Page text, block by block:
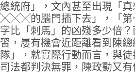
總統府」，文內甚至出現「
╳╳╳的腦門插下去」，「
字比「刺馬」的凶殘多少倍
習，屢有機會近距離看到陳
隊」，就實際行動而言，與
司法都判決無罪，陳政勳又